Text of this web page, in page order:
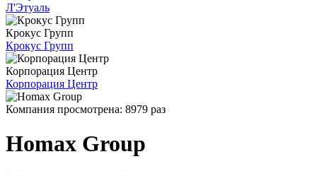
Л'Этуаль
Крокус Групп
Крокус Групп
Корпорация Центр
Корпорация Центр
Компания просмотрена: 8979 раз
Homax Group